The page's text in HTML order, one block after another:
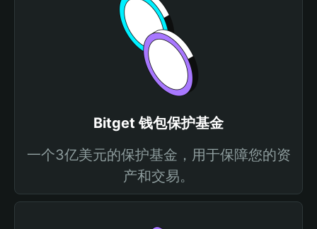
Bitget 钱包保护基金
一个3亿美元的保护基金，用于保障您的资
产和交易。